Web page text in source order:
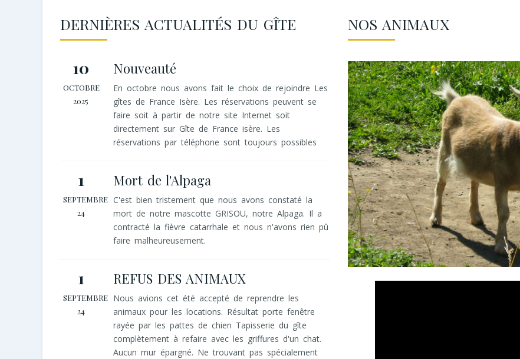
DERNIÈRES ACTUALITÉS DU GÎTE
10
OCTOBRE
2025
Nouveauté
En octobre nous avons fait le choix de rejoindre Les
gîtes de France Isère. Les réservations peuvent se
faire soit à partir de notre site Internet soit
directement sur Gîte de France isère. Les
réservations par téléphone sont toujours possibles
1
SEPTEMBRE
24
Mort de l'Alpaga
C'est bien tristement que nous avons constaté la
mort de notre mascotte GRISOU, notre Alpaga. Il a
contracté la fièvre catarrhale et nous n'avons rien pû
faire malheureusement.
1
SEPTEMBRE
24
REFUS DES ANIMAUX
Nous avions cet été accepté de reprendre les
animaux pour les locations. Résultat porte fenêtre
rayée par les pattes de chien Tapisserie du gîte
complètement à refaire avec les griffures d'un chat.
Aucun mur épargné. Ne trouvant pas spécialement
NOS ANIMAUX